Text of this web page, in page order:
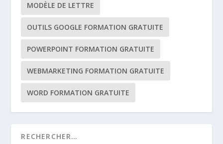
MODÈLE DE LETTRE
OUTILS GOOGLE FORMATION GRATUITE
POWERPOINT FORMATION GRATUITE
WEBMARKETING FORMATION GRATUITE
WORD FORMATION GRATUITE